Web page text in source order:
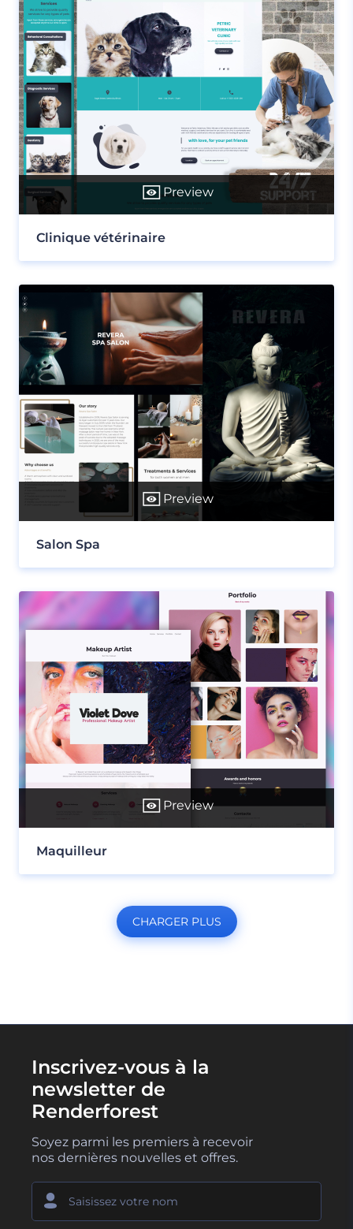
Preview
Clinique vétérinaire
Preview
Salon Spa
Preview
Maquilleur
CHARGER PLUS
Inscrivez-vous à la
newsletter de
Renderforest
Soyez parmi les premiers à recevoir
nos dernières nouvelles et offres.